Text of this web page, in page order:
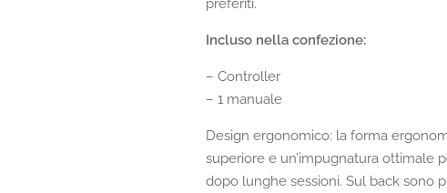
preferiti.
Incluso nella confezione:
– Controller
– 1 manuale
Design ergonomico: la forma
superiore e un’impugnatura ottimale
dopo lunghe sessioni. Sul back sono